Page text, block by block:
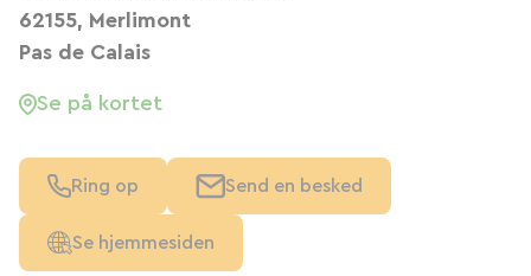
62155, Merlimont
Pas de Calais
Se på kortet
Ring op Send en besked
Se hjemmesiden